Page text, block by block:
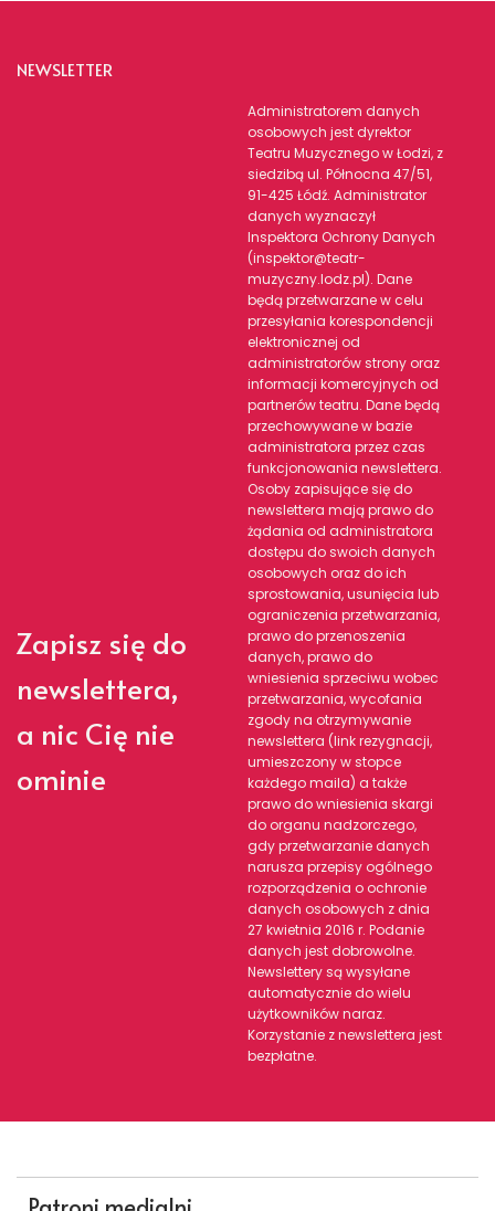
NEWSLETTER
Zapisz się do
newslettera,
a nic Cię nie
ominie
Administratorem danych
osobowych jest dyrektor
Teatru Muzycznego w Łodzi, z
siedzibą ul. Północna 47/51,
91-425 Łódź. Administrator
danych wyznaczył
Inspektora Ochrony Danych
(inspektor@teatr-
muzyczny.lodz.pl). Dane
będą przetwarzane w celu
przesyłania korespondencji
elektronicznej od
administratorów strony oraz
informacji komercyjnych od
partnerów teatru. Dane będą
przechowywane w bazie
administratora przez czas
funkcjonowania newslettera.
Osoby zapisujące się do
newslettera mają prawo do
żądania od administratora
dostępu do swoich danych
osobowych oraz do ich
sprostowania, usunięcia lub
ograniczenia przetwarzania,
prawo do przenoszenia
danych, prawo do
wniesienia sprzeciwu wobec
przetwarzania, wycofania
zgody na otrzymywanie
newslettera (link rezygnacji,
umieszczony w stopce
każdego maila) a także
prawo do wniesienia skargi
do organu nadzorczego,
gdy przetwarzanie danych
narusza przepisy ogólnego
rozporządzenia o ochronie
danych osobowych z dnia
27 kwietnia 2016 r. Podanie
danych jest dobrowolne.
Newslettery są wysyłane
automatycznie do wielu
użytkowników naraz.
Korzystanie z newslettera jest
bezpłatne.